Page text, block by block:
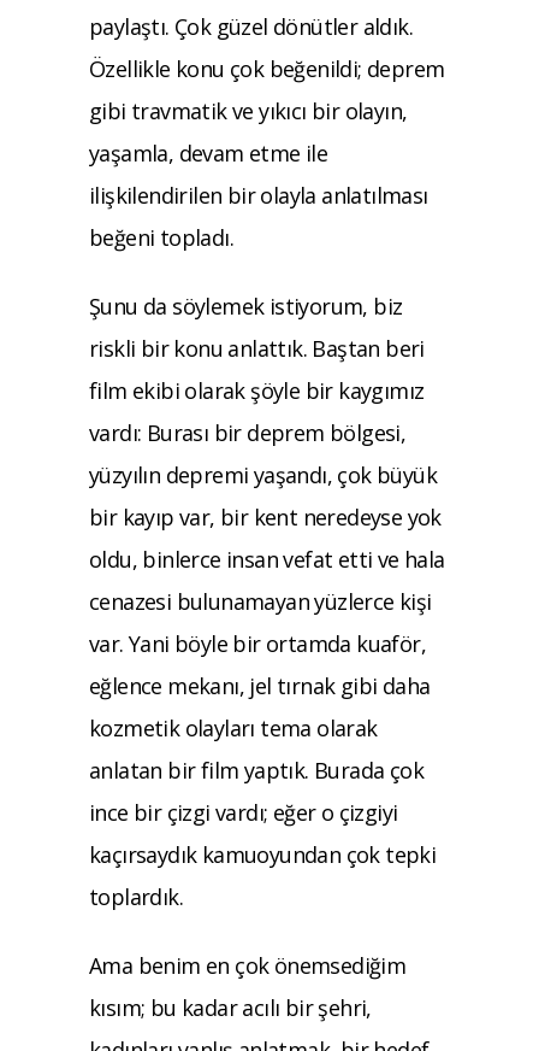
paylaştı. Çok güzel dönütler aldık.
Özellikle konu çok beğenildi; deprem
gibi travmatik ve yıkıcı bir olayın,
yaşamla, devam etme ile
ilişkilendirilen bir olayla anlatılması
beğeni topladı.
Şunu da söylemek istiyorum, biz
riskli bir konu anlattık. Baştan beri
film ekibi olarak şöyle bir kaygımız
vardı: Burası bir deprem bölgesi,
yüzyılın depremi yaşandı, çok büyük
bir kayıp var, bir kent neredeyse yok
oldu, binlerce insan vefat etti ve hala
cenazesi bulunamayan yüzlerce kişi
var. Yani böyle bir ortamda kuaför,
eğlence mekanı, jel tırnak gibi daha
kozmetik olayları tema olarak
anlatan bir film yaptık. Burada çok
ince bir çizgi vardı; eğer o çizgiyi
kaçırsaydık kamuoyundan çok tepki
toplardık.
Ama benim en çok önemsediğim
kısım; bu kadar acılı bir şehri,